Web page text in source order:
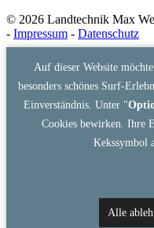
© 2026 Landtechnik Max
- Impressum - Datenschutz
Auf dieser Website
besonders schönes Surf-
Einverständnis. Unter "
Cookies bewirken. Ihre
Kekssymbol
Alle